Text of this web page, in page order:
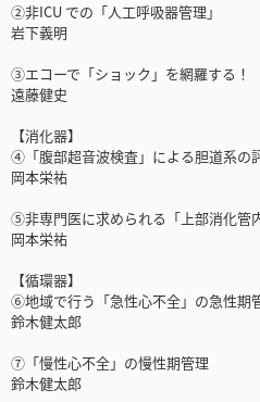
②非ICU での「人工呼吸器管理」
岩下義明
③エコーで「ショック」を網羅する！
遠藤健史
【消化器】
④「腹部超音波検査」による胆道系の
岡本栄祐
⑤非専門医に求められる「上部消化管
岡本栄祐
【循環器】
⑥地域で行う「急性心不全」の急性期
鈴木健太郎
⑦「慢性心不全」の慢性期管理
鈴木健太郎